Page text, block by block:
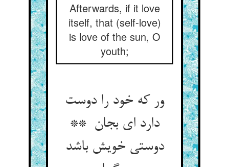
Afterwards, if it love
itself, that (self-love)
is love of the sun, O
youth;
ور که خود را دوست
دارد ای بجان **
دوستی خویش باشد